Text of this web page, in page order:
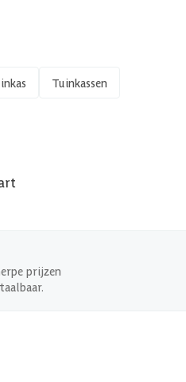
Veiligheidsglas
Tuinkassen
prijzen